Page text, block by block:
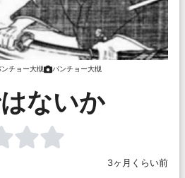
ンチョー大槻 バンチョー大槻
ないか
3ヶ月くらい前